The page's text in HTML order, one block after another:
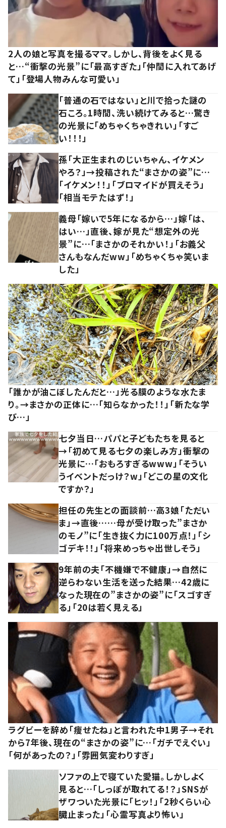
2人の娘と写真を撮るママ。しかし、背後をよく見る
と…“衝撃の光景”に「最高すぎた」「仲間に入れてあげ
て」「登場人物みんな可愛い」
「普通の石ではない」と川で拾った謎の
石ころ。1時間、洗い続けてみると…驚き
の光景に「めちゃくちゃきれい」「すご
い！！！」
孫「大正生まれのじいちゃん、イケメン
やろ？」→投稿された“まさかの姿”に…
「イケメン！！」「ブロマイドが買えそう」
「相当モテたはず！」
義母「嫁いで5年になるから…」嫁「は、
はい…」直後、嫁が見た“想定外の光
景”に…「まさかのそれかい！」「お義父
さんもなんだww」「めちゃくちゃ笑いま
した」
「誰かが油こぼしたんだと…」光る膜のような水たま
り。→まさかの正体に…「知らなかった！！」「新たな学
び…」
七夕当日…パパと子どもたちを見ると
→「初めて見る七夕の楽しみ方」衝撃の
光景に…「おもろすぎるwww」「そうい
うイベントだっけ？w」「どこの星の文化
ですか？」
担任の先生との面談前…高3娘「ただい
ま」→直後……母が受け取った”まさか
のモノ”に「生き抜く力に100万点！」「シ
ゴデキ！！」「将来めっちゃ出世しそう」
9年前の夫「不機嫌で不健康」→自然に
逆らわない生活を送った結果…42歳に
なった現在の”まさかの姿”に「スゴすぎ
る」「20は若く見える」
ラグビーを辞め「痩せたね」と言われた中1男子→それ
から7年後、現在の“まさかの姿”に…「ガチでえぐい」
「何があったの？」「雰囲気変わりすぎ」
ソファの上で寝ていた愛猫。しかしよく
見ると…「しっぽが取れてる！？」SNSが
ザワついた光景に「ヒッ！」「2秒くらい心
臓止まった」「心霊写真より怖い」